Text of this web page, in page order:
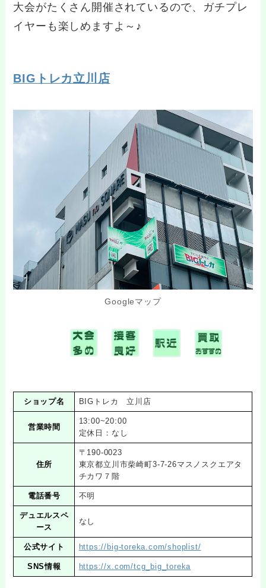
大会がたくさん開催されているので、ガチプレ
イヤーも楽しめますよ～♪
BIGトレカ立川店
Googleマップ
ショップ名 BIGトレカ 立川店
営業時間
13:00~20:00
定休日：なし
住所
〒190-0023
東京都立川市柴崎町3-7-26マスノスクエアタ
チカワ７階
電話番号 不明
デュエルスペ
ース
なし
公式サイト https://big-toreka.com/shoplist/
SNS情報 https://x.com/tcg_big_toreka